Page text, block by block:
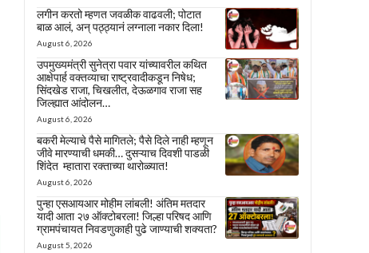
लगीन करतो म्हणत जवळीक वाढवली; पोटात
बाळ आलं, अन् पठ्ठ्यानं लग्नाला नकार दिला!
August 6, 2026
उपमुख्यमंत्री सुनेत्रा पवार यांच्यावरील कथित
आक्षेपार्ह वक्तव्याचा राष्ट्रवादीकडून निषेध;
सिंदखेड राजा, चिखलीत, देऊळगाव राजा सह
जिल्ह्यात आंदोलन…
August 6, 2026
बकरी मेल्याचे पैसे मागितले; पैसे दिले नाही म्हणून
जीवे मारण्याची धमकी… दुसऱ्याच दिवशी पाडळी
शिंदेत म्हातारा रक्ताच्या थारोळ्यात!
August 6, 2026
पुन्हा एसआयआर मोहीम लांबली! अंतिम मतदार
यादी आता २७ ऑक्टोबरला! जिल्हा परिषद आणि
ग्रामपंचायत निवडणुकाही पुढे जाण्याची शक्यता?
August 5, 2026